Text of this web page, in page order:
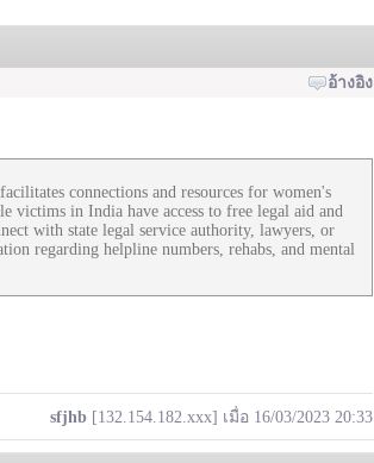
อ้างอิง
connections and resources for women's
victims in India have access to free legal aid and
with state legal service authority, lawyers, or
regarding helpline numbers, rehabs, and mental
sfjhb [132.154.182.xxx] เมื่อ 16/03/2023 20:33